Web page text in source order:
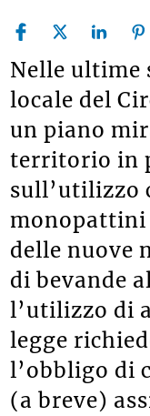
Nelle ultime
locale del
un piano
territorio in
sull’utilizzo
monopattini
delle nuove
di bevande
l’utilizzo di
legge
l’obbligo di
(a breve)